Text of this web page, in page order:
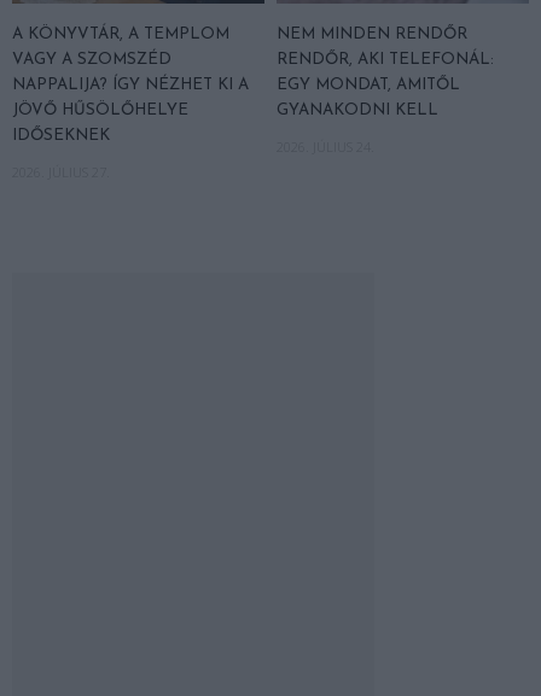
A KÖNYVTÁR, A TEMPLOM
VAGY A SZOMSZÉD
NAPPALIJA? ÍGY NÉZHET KI A
JÖVŐ HŰSÖLŐHELYE
IDŐSEKNEK
NEM MINDEN RENDŐR
RENDŐR, AKI TELEFONÁL:
EGY MONDAT, AMITŐL
GYANAKODNI KELL